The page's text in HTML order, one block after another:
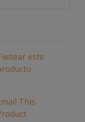
este
This